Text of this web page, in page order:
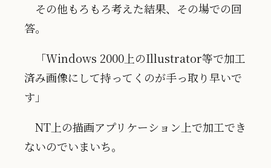
その他もろもろ考えた結果、その場での回
答。
「Windows 2000上のIllustrator等で加工
済み画像にして持ってくのが手っ取り早いで
す」
NT上の描画アプリケーション上で加工でき
ないのでいまいち。